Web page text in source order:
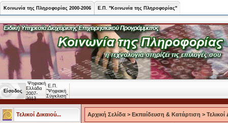
Κοινωνία της Πληροφορίας 2000-2006 Ε.Π. "Κοινωνία της Πληροφορίας"
Είσοδος
Ψηφιακή
Ελλάδα
2007-
2013
Ε.Π.
"Ψηφιακή
Σύγκλιση"
Τελικοί Δικαιού... Αρχική Σελίδα > Εκπαίδευση & Κατάρτιση > Τελικοί